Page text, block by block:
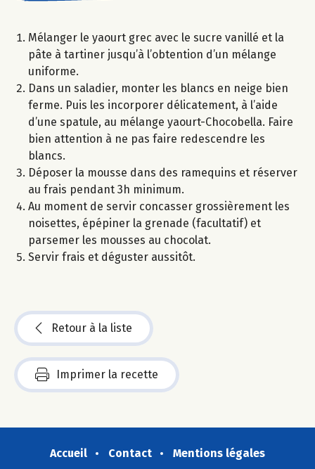
Mélanger le yaourt grec avec le sucre vanillé et la
pâte à tartiner jusqu’à l’obtention d’un mélange
uniforme.
Dans un saladier, monter les blancs en neige bien
ferme. Puis les incorporer délicatement, à l’aide
d’une spatule, au mélange yaourt-Chocobella. Faire
bien attention à ne pas faire redescendre les
blancs.
Déposer la mousse dans des ramequins et réserver
au frais pendant 3h minimum.
Au moment de servir concasser grossièrement les
noisettes, épépiner la grenade (facultatif) et
parsemer les mousses au chocolat.
Servir frais et déguster aussitôt.
Retour à la liste
Imprimer la recette
Accueil Contact
Mentions légales